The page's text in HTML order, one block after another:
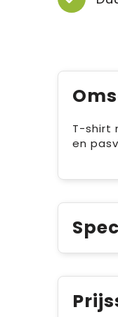
T-shirt
en